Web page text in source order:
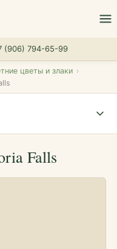
(906) 794-65-99
цветы и злаки
Falls